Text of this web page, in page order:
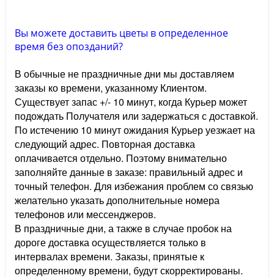
Вы можете доставить цветы в определенное
время без опозданий?
В обычные не праздничные дни мы доставляем
заказы ко времени, указанному Клиентом.
Существует запас +/- 10 минут, когда Курьер может
подождать Получателя или задержаться с доставкой.
По истечению 10 минут ожидания Курьер уезжает на
следующий адрес. Повторная доставка
оплачивается отдельно. Поэтому внимательно
заполняйте данные в заказе: правильный адрес и
точный телефон. Для избежания проблем со связью
желательно указать дополнительные номера
телефонов или мессенджеров.
В праздничные дни, а также в случае пробок на
дороге доставка осуществляется только в
интервалах времени. Заказы, принятые к
определенному времени, будут скорректированы.